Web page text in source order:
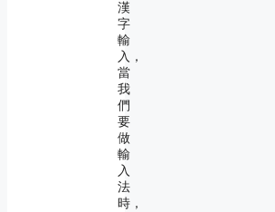
漢
字
輸
入，
當
我
們
要
做
輸
入
法
時，